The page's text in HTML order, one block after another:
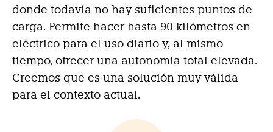
donde todavía no hay suficientes puntos de
carga. Permite hacer hasta 90 kilómetros en
eléctrico para el uso diario y, al mismo
tiempo, ofrecer una autonomía total elevada.
Creemos que es una solución muy válida
para el contexto actual.